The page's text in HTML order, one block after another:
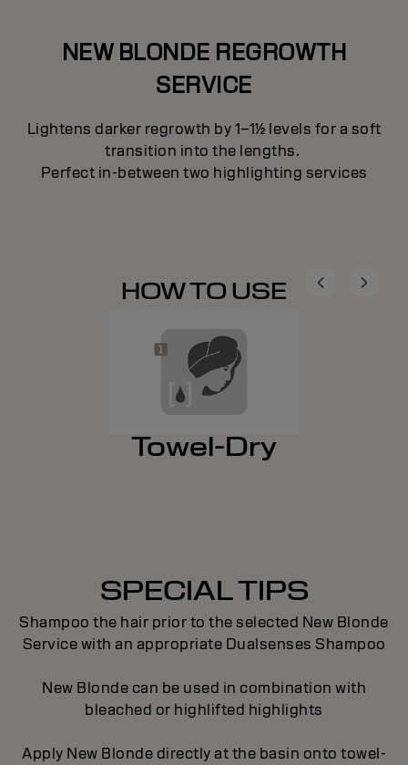
NEW BLONDE REGROWTH
SERVICE
Lightens darker regrowth by 1–1½ levels for a soft
transition into the lengths.
Perfect in-between two highlighting services
HOW TO USE
Towel-Dry
SPECIAL TIPS
Shampoo the hair prior to the selected New Blonde
Service with an appropriate Dualsenses Shampoo
New Blonde can be used in combination with
bleached or highlifted highlights
Apply New Blonde directly at the basin onto towel-